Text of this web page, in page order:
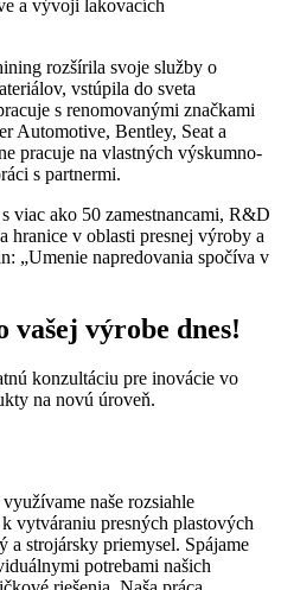
a vývoji lakovacích
rozšírila svoje služby o
vstúpila do sveta
s renomovanými značkami
Automotive, Bentley, Seat a
pracuje na vlastných výskumno-
s partnermi.
viac ako 50 zamestnancami, R&D
hranice v oblasti presnej výroby a
„Umenie napredovania spočíva v
vašej výrobe dnes!
konzultáciu pre inovácie vo
na novú úroveň.
naše rozsiahle
vytváraniu presných plastových
strojársky priemysel. Spájame
potrebami našich